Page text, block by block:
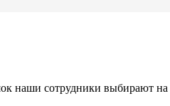
сотрудники выбирают на